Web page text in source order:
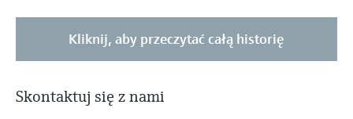
Kliknij, aby przeczytać całą historię
Skontaktuj się z nami